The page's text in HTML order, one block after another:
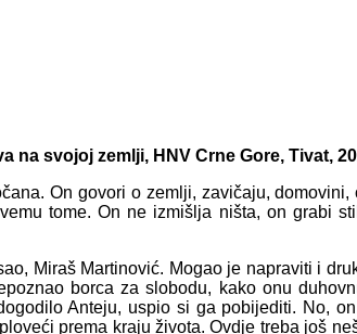
na svojoj zemlji, HNV Crne Gore, Tivat,
On govori o zemlji, zavičaju, domovini,
tome. On ne izmišlja ništa, on grabi
Miraš Martinović. Mogao je napraviti i
borca za slobodu, kako onu
Anteju, uspio si ga pobijediti. No,
prema kraju života. Ovdje treba još